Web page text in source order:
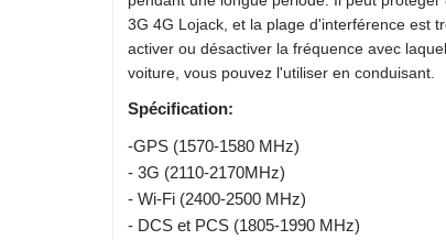
3G 4G Lojack, et la plage d'interférence est
activer ou désactiver la fréquence avec
voiture, vous pouvez l'utiliser en conduisant.
Spécification:
-GPS (1570-1580 MHz)
- 3G (2110-2170MHz)
- Wi-Fi (2400-2500 MHz)
- DCS et PCS (1805-1990 MHz)